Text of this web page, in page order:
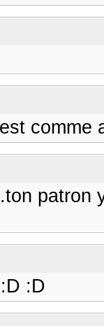
comme
patron
:D